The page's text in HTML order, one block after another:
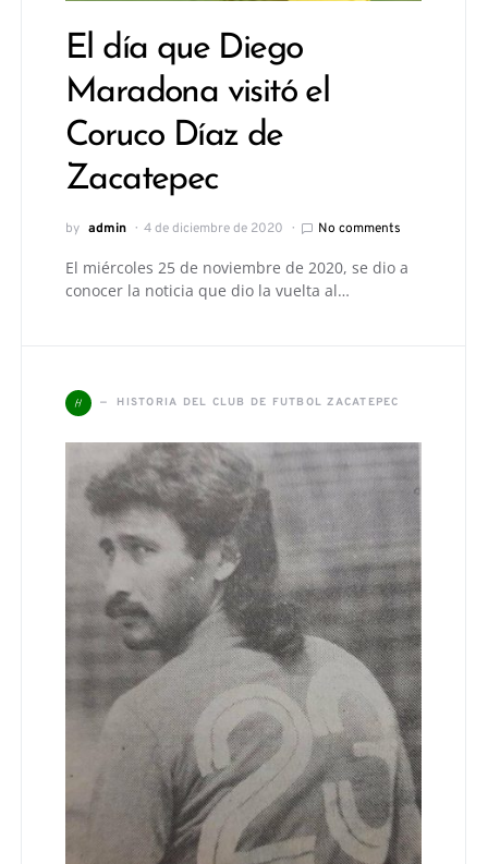
El día que Diego
Maradona visitó el
Coruco Díaz de
Zacatepec
by admin 4 de diciembre de 2020 No comments
El miércoles 25 de noviembre de 2020, se dio a
conocer la noticia que dio la vuelta al…
H HISTORIA DEL CLUB DE FUTBOL ZACATEPEC